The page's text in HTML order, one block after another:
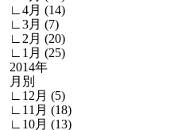
∟4月 (14)
∟3月 (7)
∟2月 (20)
∟1月 (25)
2014年
月別
∟12月 (5)
∟11月 (18)
∟10月 (13)